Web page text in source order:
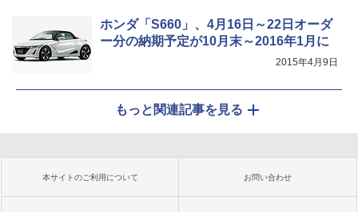
ホンダ「S660」、4月16日～22日オーダ
ー分の納期予定が10月末～2016年1月に
2015年4月9日
もっと関連記事を見る
本サイトのご利用について お問い合わせ